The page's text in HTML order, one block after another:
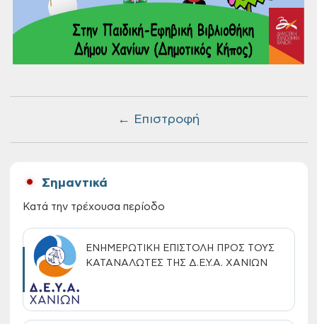
← Επιστροφή
Σημαντικά
Κατά την τρέχουσα περίοδο
ΕΝΗΜΕΡΩΤΙΚΗ ΕΠΙΣΤΟΛΗ ΠΡΟΣ ΤΟΥΣ
ΚΑΤΑΝΑΛΩΤΕΣ ΤΗΣ Δ.Ε.Υ.Α. ΧΑΝΙΩΝ